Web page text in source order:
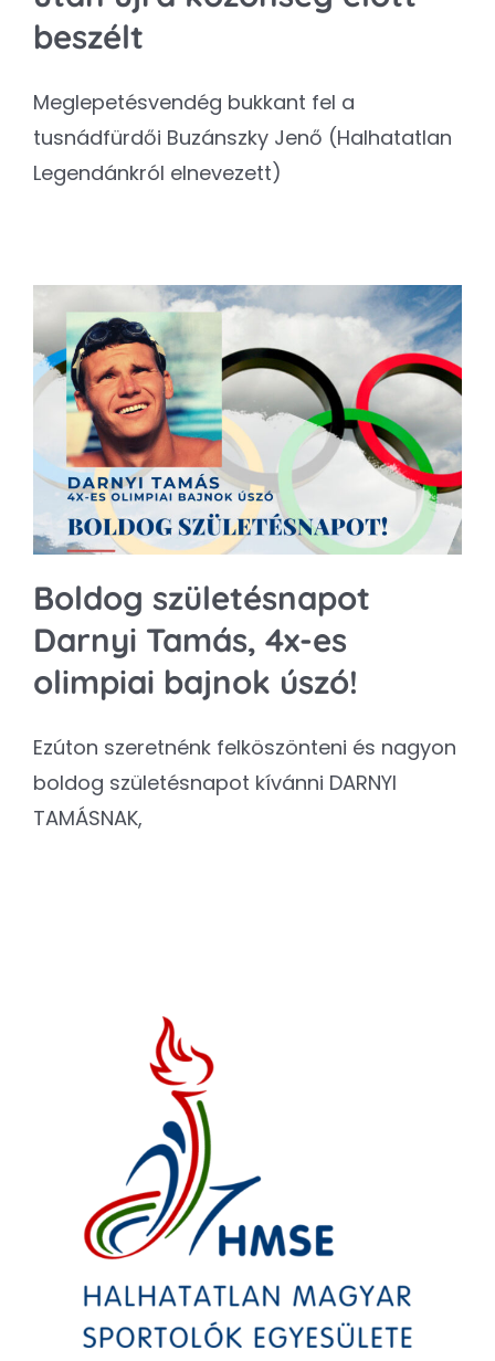
beszélt
Meglepetésvendég bukkant fel a
tusnádfürdői Buzánszky Jenő (Halhatatlan
Legendánkról elnevezett)
Boldog születésnapot
Darnyi Tamás, ️4x-es
olimpiai bajnok úszó!
Ezúton szeretnénk felköszönteni és nagyon
boldog születésnapot kívánni DARNYI
TAMÁSNAK,